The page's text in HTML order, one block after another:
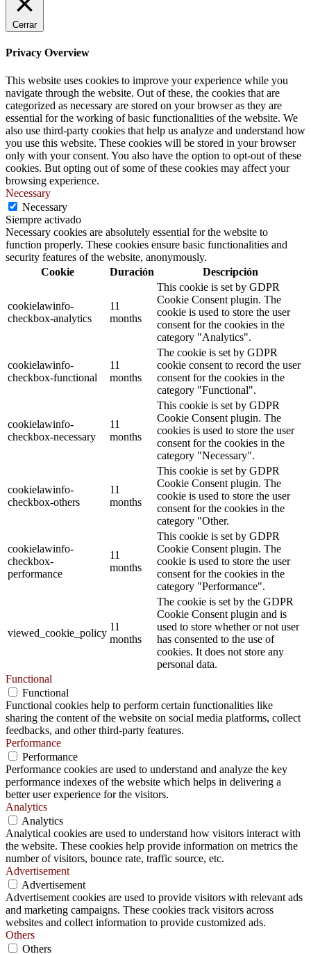
Cerrar
Privacy Overview
This website uses cookies to improve your experience while you
navigate through the website. Out of these, the cookies that are
categorized as necessary are stored on your browser as they are
essential for the working of basic functionalities of the website. We
also use third-party cookies that help us analyze and understand how
you use this website. These cookies will be stored in your browser
only with your consent. You also have the option to opt-out of these
cookies. But opting out of some of these cookies may affect your
browsing experience.
Necessary
Necessary
Siempre activado
Necessary cookies are absolutely essential for the website to
function properly. These cookies ensure basic functionalities and
security features of the website, anonymously.
Cookie
Duración Descripción
cookielawinfo-
checkbox-analytics
11
months
This cookie is set by GDPR
Cookie Consent plugin. The
cookie is used to store the user
consent for the cookies in the
category "Analytics".
cookielawinfo-
checkbox-functional
11
months
The cookie is set by GDPR
cookie consent to record the user
consent for the cookies in the
category "Functional".
cookielawinfo-
checkbox-necessary
11
months
This cookie is set by GDPR
Cookie Consent plugin. The
cookies is used to store the user
consent for the cookies in the
category "Necessary".
cookielawinfo-
checkbox-others
11
months
This cookie is set by GDPR
Cookie Consent plugin. The
cookie is used to store the user
consent for the cookies in the
category "Other.
cookielawinfo-
checkbox-
performance
11
months
This cookie is set by GDPR
Cookie Consent plugin. The
cookie is used to store the user
consent for the cookies in the
category "Performance".
viewed_cookie_policy
11
months
The cookie is set by the GDPR
Cookie Consent plugin and is
used to store whether or not user
has consented to the use of
cookies. It does not store any
personal data.
Functional
Functional
Functional cookies help to perform certain functionalities like
sharing the content of the website on social media platforms, collect
feedbacks, and other third-party features.
Performance
Performance
Performance cookies are used to understand and analyze the key
performance indexes of the website which helps in delivering a
better user experience for the visitors.
Analytics
Analytics
Analytical cookies are used to understand how visitors interact with
the website. These cookies help provide information on metrics the
number of visitors, bounce rate, traffic source, etc.
Advertisement
Advertisement
Advertisement cookies are used to provide visitors with relevant ads
and marketing campaigns. These cookies track visitors across
websites and collect information to provide customized ads.
Others
Others